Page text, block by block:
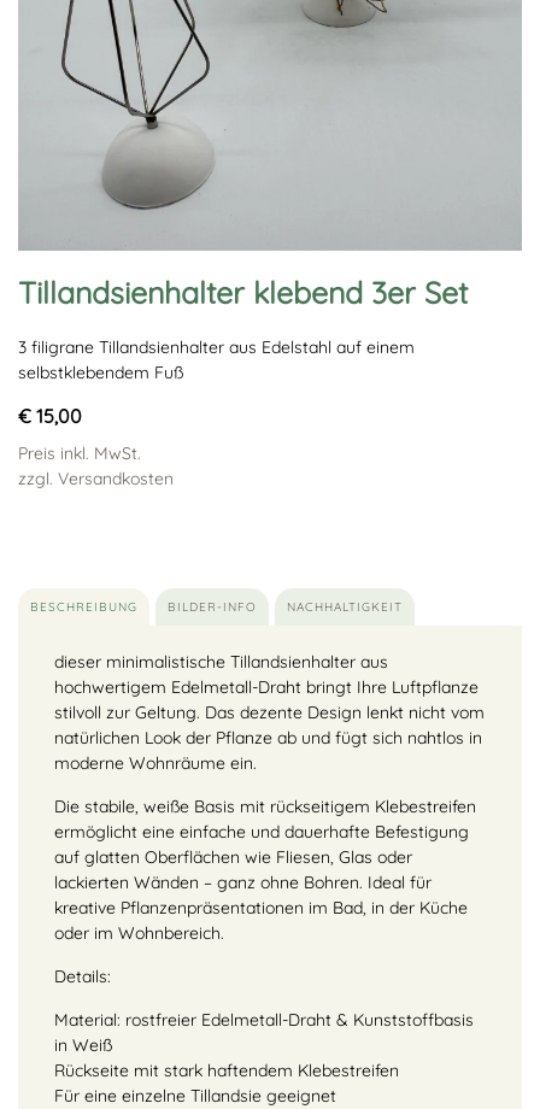
Tillandsienhalter klebend 3er Set
3 filigrane Tillandsienhalter aus Edelstahl auf einem
selbstklebendem Fuß
€ 15,00
Preis inkl. MwSt.
zzgl. Versandkosten
BESCHREIBUNG BILDER-INFO NACHHALTIGKEIT
dieser minimalistische Tillandsienhalter aus
hochwertigem Edelmetall-Draht bringt Ihre Luftpflanze
stilvoll zur Geltung. Das dezente Design lenkt nicht vom
natürlichen Look der Pflanze ab und fügt sich nahtlos in
moderne Wohnräume ein.
Die stabile, weiße Basis mit rückseitigem Klebestreifen
ermöglicht eine einfache und dauerhafte Befestigung
auf glatten Oberflächen wie Fliesen, Glas oder
lackierten Wänden – ganz ohne Bohren. Ideal für
kreative Pflanzenpräsentationen im Bad, in der Küche
oder im Wohnbereich.
Details:
Material: rostfreier Edelmetall-Draht & Kunststoffbasis
in Weiß
Rückseite mit stark haftendem Klebestreifen
Für eine einzelne Tillandsie geeignet